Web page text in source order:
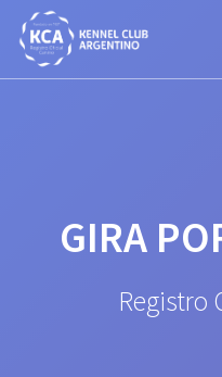
GIRA
Registro